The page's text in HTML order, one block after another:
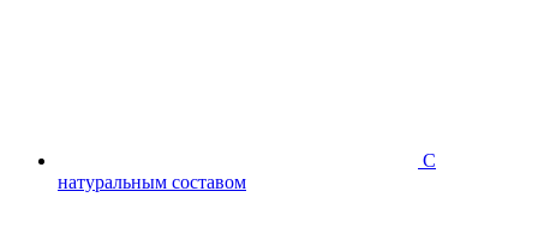
С
натуральным составом